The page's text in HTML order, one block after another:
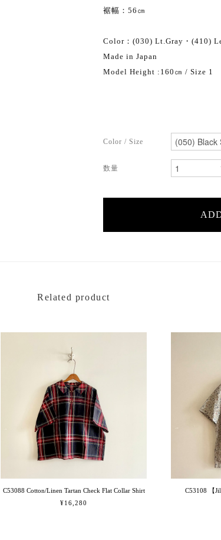
裾幅：56㎝
Color：(030) Lt.Gray・(410)
Made in Japan
Model Height :160㎝ / Size 1
Related product
C53088 Cotton/Linen Tartan Check Flat Collar Shirt
¥16,280
C53108 【